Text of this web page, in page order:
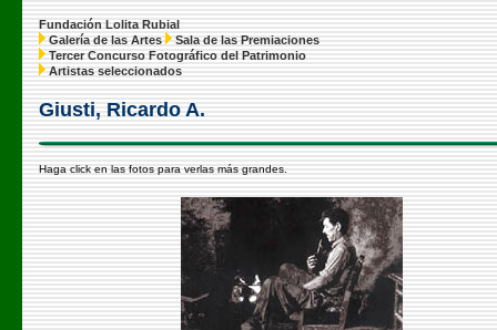
Fundación Lolita Rubial
Galería de las Artes
Sala de las Premiaciones
Tercer Concurso Fotográfico del Patrimonio
Artistas seleccionados
Giusti, Ricardo A.
Haga click en las fotos para verlas más grandes.